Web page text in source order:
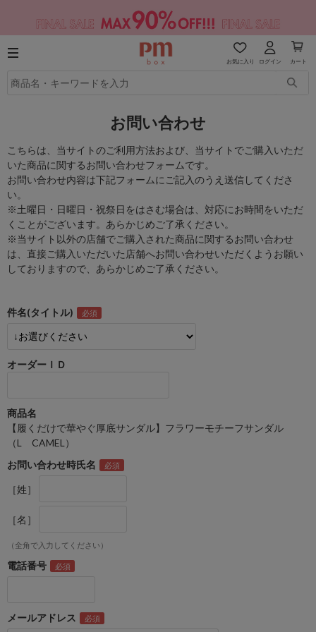
お気に入り ログイン カート
お問い合わせ
こちらは、当サイトのご利用方法および、当サイトでご購入いただ
いた商品に関するお問い合わせフォームです。
お問い合わせ内容は下記フォームにご記入のうえ送信してくださ
い。
※土曜日・日曜日・祝祭日をはさむ場合は、対応にお時間をいただ
くことがございます。あらかじめご了承ください。
※当サイト以外の店舗でご購入された商品に関するお問い合わせ
は、直接ご購入いただいた店舗へお問い合わせいただくようお願い
しておりますので、あらかじめご了承ください。
件名(タイトル)
オーダーＩＤ
商品名
【履くだけで華やぐ厚底サンダル】フラワーモチーフサンダル
（L CAMEL）
お問い合わせ時氏名
［姓］
［名］
（全角で入力してください）
電話番号
メールアドレス